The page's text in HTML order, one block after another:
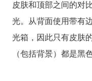
皮肤和顶部之间的对
光。从背面使用带有
光箱，因此只有皮肤
（包括背景）都是黑